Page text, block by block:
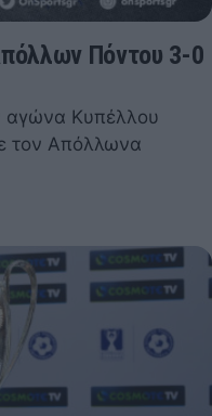
Πόντου 3-0
αγώνα Κυπέλλου
τον Απόλλωνα